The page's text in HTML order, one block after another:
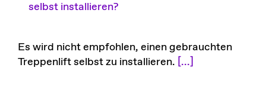
selbst installieren?
Es wird nicht empfohlen, einen gebrauchten
Treppenlift selbst zu installieren. [...]